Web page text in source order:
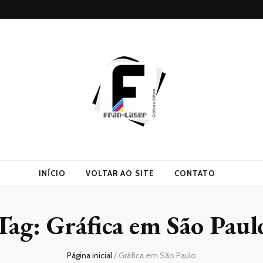
INÍCIO VOLTAR AO SITE CONTATO
Gráfica em São
Página inicial/ Gráfica em São Paulo